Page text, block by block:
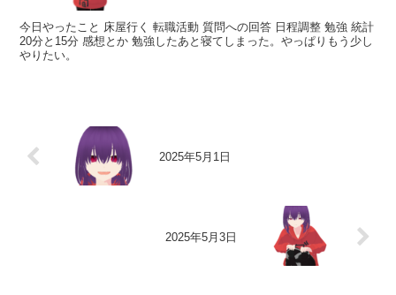
今日やったこと 床屋行く 転職活動 質問への回答 日程調整 勉強 統計
20分と15分 感想とか 勉強したあと寝てしまった。やっぱりもう少し
やりたい。
2025年5月1日
2025年5月3日